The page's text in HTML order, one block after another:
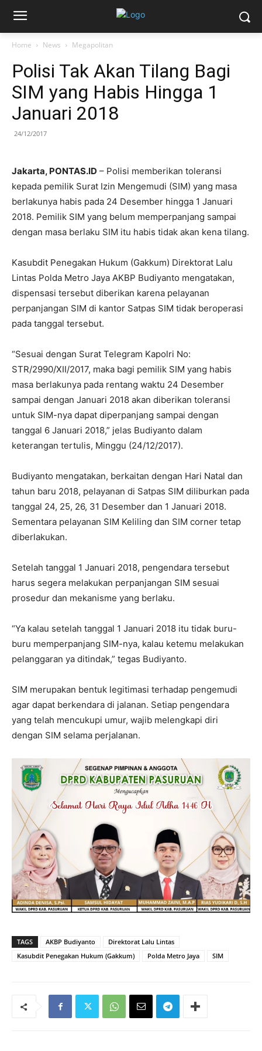
Home News Megapolitan
Polisi Tak Akan Tilang Bagi
SIM yang Habis Hingga 1
Januari 2018
24/12/2017
Jakarta, PONTAS.ID – Polisi memberikan toleransi
kepada pemilik Surat Izin Mengemudi (SIM) yang masa
berlakunya habis pada 24 Desember hingga 1 Januari
2018. Pemilik SIM yang belum memperpanjang sampai
dengan masa berlaku SIM itu habis tidak akan kena tilang.
Kasubdit Penegakan Hukum (Gakkum) Direktorat Lalu
Lintas Polda Metro Jaya AKBP Budiyanto mengatakan,
dispensasi tersebut diberikan karena pelayanan
perpanjangan SIM di kantor Satpas SIM tidak beroperasi
pada tanggal tersebut.
“Sesuai dengan Surat Telegram Kapolri No:
STR/2990/XII/2017, maka bagi pemilik SIM yang habis
masa berlakunya pada rentang waktu 24 Desember
sampai dengan Januari 2018 akan diberikan toleransi
untuk SIM-nya dapat diperpanjang sampai dengan
tanggal 6 Januari 2018,” jelas Budiyanto dalam
keterangan tertulis, Minggu (24/12/2017).
Budiyanto mengatakan, berkaitan dengan Hari Natal dan
tahun baru 2018, pelayanan di Satpas SIM diliburkan pada
tanggal 24, 25, 26, 31 Desember dan 1 Januari 2018.
Sementara pelayanan SIM Keliling dan SIM corner tetap
diberlakukan.
Setelah tanggal 1 Januari 2018, pengendara tersebut
harus segera melakukan perpanjangan SIM sesuai
prosedur dan mekanisme yang berlaku.
“Ya kalau setelah tanggal 1 Januari 2018 itu tidak buru-
buru memperpanjang SIM-nya, kalau ketemu melakukan
pelanggaran ya ditindak,” tegas Budiyanto.
SIM merupakan bentuk legitimasi terhadap pengemudi
agar dapat berkendara di jalanan. Setiap pengendara
yang telah mencukupi umur, wajib melengkapi diri
dengan SIM selama perjalanan.
TAGS AKBP Budiyanto
Direktorat Lalu Lintas
Kasubdit Penegakan Hukum (Gakkum)
Polda Metro Jaya SIM